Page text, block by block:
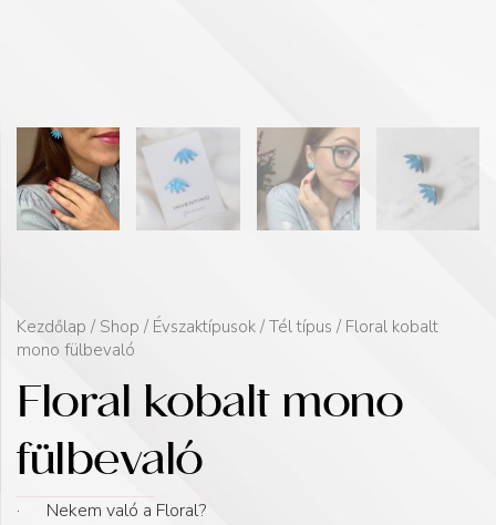
Kezdőlap / Shop / Évszaktípusok / Tél típus / Floral kobalt
mono fülbevaló
Floral kobalt mono
fülbevaló
· Nekem való a Floral?